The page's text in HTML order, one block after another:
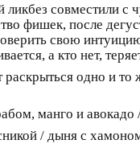
совместили
фишек, после
свою
а кто нет,
одно и
манго и
/ дыня с